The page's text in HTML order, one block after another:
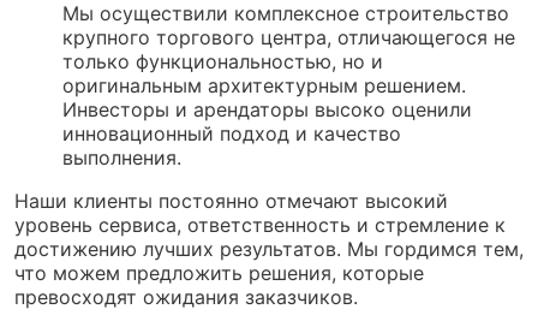
Мы осуществили комплексное строительство
крупного торгового центра, отличающегося не
только функциональностью, но и
оригинальным архитектурным решением.
Инвесторы и арендаторы высоко оценили
инновационный подход и качество
выполнения.
Наши клиенты постоянно отмечают высокий
уровень сервиса, ответственность и стремление к
достижению лучших результатов. Мы гордимся тем,
что можем предложить решения, которые
превосходят ожидания заказчиков.